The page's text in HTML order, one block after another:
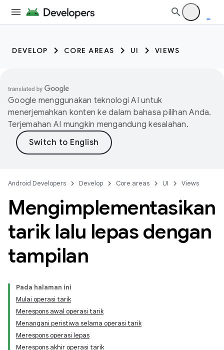
DEVELOP CORE AREAS UI VIEWS
Google menggunakan teknologi AI untuk
menerjemahkan konten ke dalam bahasa pilihan Anda.
Terjemahan AI mungkin mengandung kesalahan.
Android Developers Develop Core areas UI Views
Mengimplementasikan
tarik lalu lepas dengan
tampilan
Pada halaman ini
Mulai operasi tarik
Merespons awal operasi tarik
Menangani peristiwa selama operasi tarik
Merespons operasi lepas
Merespons akhir operasi tarik